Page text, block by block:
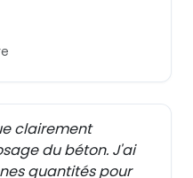
clairement
du béton. J'ai
quantités pour